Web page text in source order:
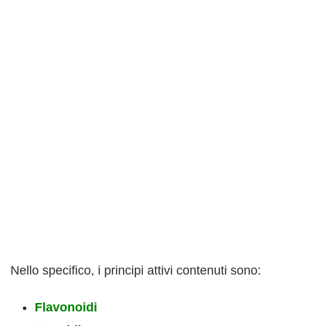
Nello specifico, i principi attivi contenuti sono:
Flavonoidi